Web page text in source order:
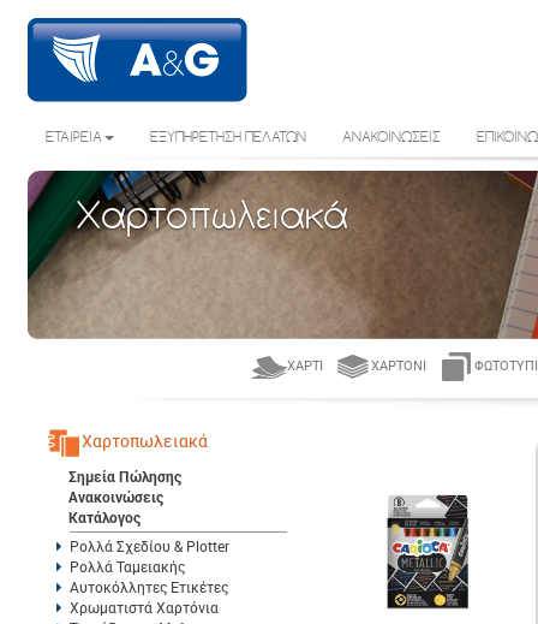
ΕΤΑΙΡΕΙΑ ΕΞΥΠΗΡΕΤΗΣΗ ΠΕΛΑΤΩΝ ΑΝΑΚΟΙΝΩΣΕΙΣ
Χαρτοπωλειακά
ΧΑΡΤΊ ΧΑΡΤΌΝΙ
Χαρτοπωλειακά
Σημεία Πώλησης
Ανακοινώσεις
Κατάλογος
Ρολλά Σχεδίου & Plotter
Ρολλά Ταμειακής
Αυτοκόλλητες Ετικέτες
Χρωματιστά Χαρτόνια